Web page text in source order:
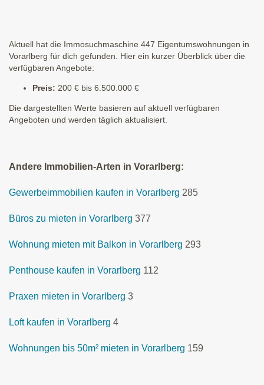
Aktuell hat die Immosuchmaschine 447 Eigentumswohnungen in
Vorarlberg für dich gefunden. Hier ein kurzer Überblick über die
verfügbaren Angebote:
Preis: 200 € bis 6.500.000 €
Die dargestellten Werte basieren auf aktuell verfügbaren
Angeboten und werden täglich aktualisiert.
Andere Immobilien-Arten in Vorarlberg:
Gewerbeimmobilien kaufen in Vorarlberg 285
Büros zu mieten in Vorarlberg 377
Wohnung mieten mit Balkon in Vorarlberg 293
Penthouse kaufen in Vorarlberg 112
Praxen mieten in Vorarlberg 3
Loft kaufen in Vorarlberg 4
Wohnungen bis 50m² mieten in Vorarlberg 159